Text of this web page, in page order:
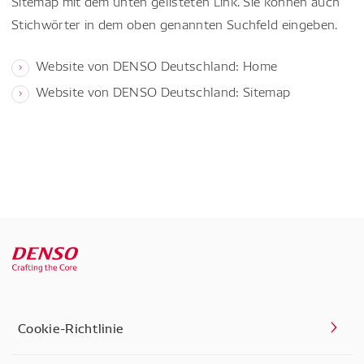
Stichwörter in dem oben genannten Suchfeld eingeben.
Website von DENSO Deutschland: Home
Website von DENSO Deutschland: Sitemap
Cookie-Richtlinie